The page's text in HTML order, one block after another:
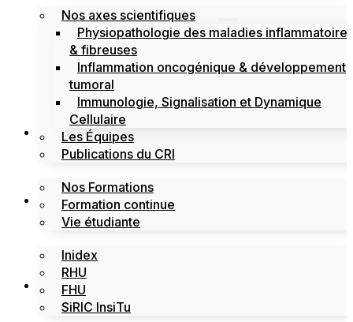
Nos axes scientifiques
Physiopathologie des maladies inflammatoires
& fibreuses
Inflammation oncogénique & développement
tumoral
Immunologie, Signalisation et Dynamique
Cellulaire
Les Équipes
Publications du CRI
Formations
Nos Formations
Formation continue
Vie étudiante
Labels
Inidex
RHU
FHU
SiRIC InsiTu
Les plateformes